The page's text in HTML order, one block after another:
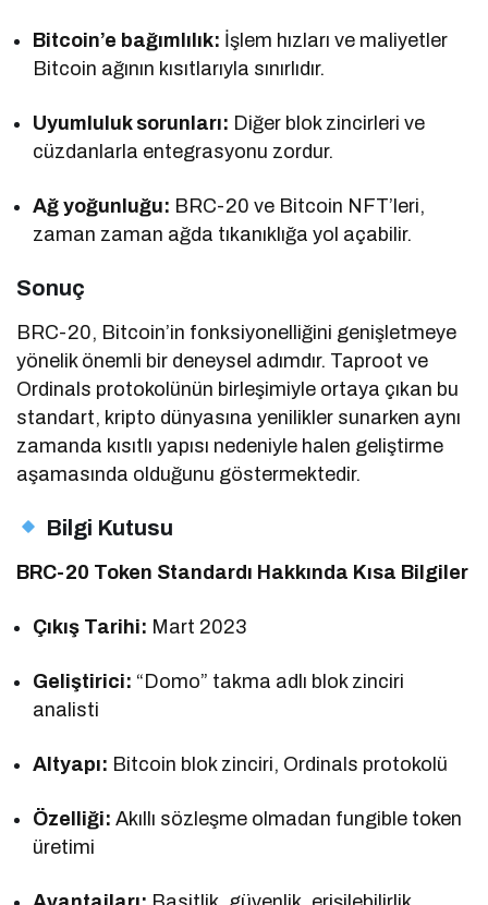
Bitcoin’e bağımlılık: İşlem hızları ve maliyetler
Bitcoin ağının kısıtlarıyla sınırlıdır.
Uyumluluk sorunları: Diğer blok zincirleri ve
cüzdanlarla entegrasyonu zordur.
Ağ yoğunluğu: BRC-20 ve Bitcoin NFT’leri,
zaman zaman ağda tıkanıklığa yol açabilir.
Sonuç
BRC-20, Bitcoin’in fonksiyonelliğini genişletmeye
yönelik önemli bir deneysel adımdır. Taproot ve
Ordinals protokolünün birleşimiyle ortaya çıkan bu
standart, kripto dünyasına yenilikler sunarken aynı
zamanda kısıtlı yapısı nedeniyle halen geliştirme
aşamasında olduğunu göstermektedir.
Bilgi Kutusu
BRC-20 Token Standardı Hakkında Kısa Bilgiler
Çıkış Tarihi: Mart 2023
Geliştirici: “Domo” takma adlı blok zinciri
analisti
Altyapı: Bitcoin blok zinciri, Ordinals protokolü
Özelliği: Akıllı sözleşme olmadan fungible token
üretimi